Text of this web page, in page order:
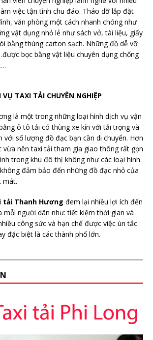
việc tận tình chu đáo. Tháo dỡ lắp đặt
văn phòng một cách nhanh chóng như
vật dụng nhỏ lẻ như sách vở, tài liệu, giấy
bằng thùng carton sạch. Những đồ dễ vỡ
bọc bằng vật liệu chuyên dụng chống
VỤ TAXI TẢI CHUYÊN NGHIỆP
là một trong những loại hình dịch vụ vận
ô tô tải có thùng xe kín với tải trọng và
với số lượng đồ đạc bạn cần di chuyển. Hơn
vừa nên taxi tải tham gia giao thông rất gọn
trong khu đô thị không như các loại hình
đảm bảo đến những đồ đạc nhỏ của
mát.
tải Thanh Hương đem lại nhiều lợi ích đến
mỗi người dân như: tiết kiệm thời gian và
công sức và hạn chế được việc ùn tắc
đặc biệt là các thành phố lớn.